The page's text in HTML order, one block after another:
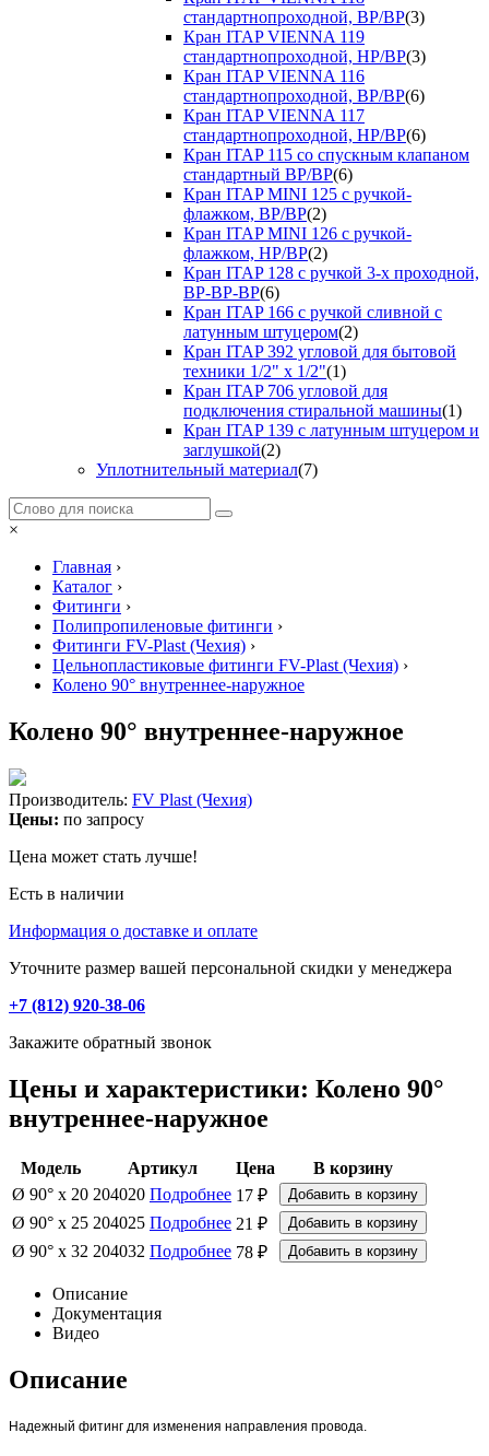
стандартнопроходной, ВР/ВР(3)
Кран ITAP VIENNA 119
стандартнопроходной, НР/ВР(3)
Кран ITAP VIENNA 116
стандартнопроходной, ВР/ВР(6)
Кран ITAP VIENNA 117
стандартнопроходной, НР/ВР(6)
Кран ITAP 115 со спускным клапаном
стандартный ВР/ВР(6)
Кран ITAP MINI 125 с ручкой-
флажком, ВР/ВР(2)
Кран ITAP MINI 126 с ручкой-
флажком, НР/ВР(2)
Кран ITAP 128 с ручкой 3-х проходной,
ВР-ВР-ВР(6)
Кран ITAP 166 с ручкой сливной с
латунным штуцером(2)
Кран ITAP 392 угловой для бытовой
техники 1/2" х 1/2"(1)
Кран ITAP 706 угловой для
подключения стиральной машины(1)
Кран ITAP 139 с латунным штуцером и
заглушкой(2)
Уплотнительный материал(7)
×
Главная ›
Каталог ›
Фитинги ›
Полипропиленовые фитинги ›
Фитинги FV-Plast (Чехия) ›
Цельнопластиковые фитинги FV-Plast (Чехия) ›
Колено 90° внутреннее-наружное
Колено 90° внутреннее-наружное
Производитель: FV Plast (Чехия)
Цены: по запросу
Цена может стать лучше!
Есть в наличии
Информация о доставке и оплате
Уточните размер вашей персональной скидки у менеджера
+7 (812) 920-38-06
Закажите обратный звонок
Цены и характеристики: Колено 90°
внутреннее-наружное
Модель Артикул Цена
В корзину
Ø 90° x 20 204020 Подробнее 17 ₽
Ø 90° x 25 204025 Подробнее 21 ₽
Ø 90° x 32 204032 Подробнее 78 ₽
Описание
Документация
Видео
Описание
Надежный фитинг для изменения направления провода.